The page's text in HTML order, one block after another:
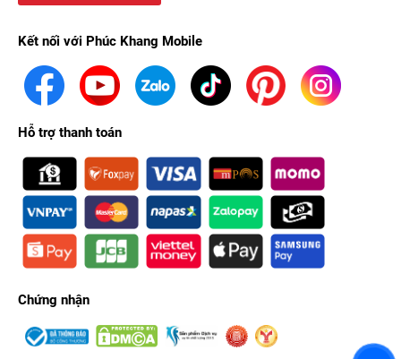
Kết nối với Phúc Khang Mobile
Hỗ trợ thanh toán
Chứng nhận